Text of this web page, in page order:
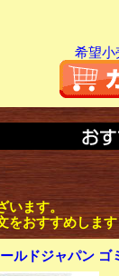
希望小
ます。
をおすすめしま
ルドジャパン ゴ